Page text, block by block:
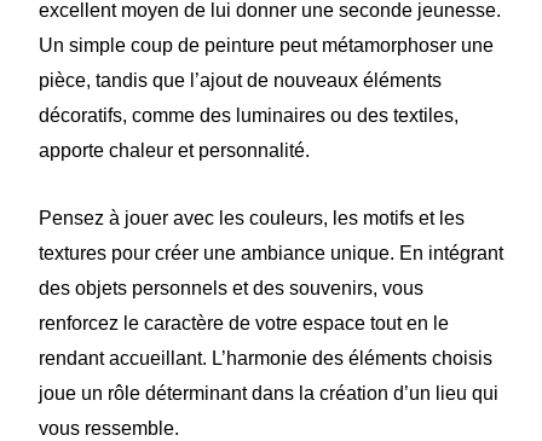
excellent moyen de lui donner une seconde jeunesse.
Un simple coup de peinture peut métamorphoser une
pièce, tandis que l’ajout de nouveaux éléments
décoratifs, comme des luminaires ou des textiles,
apporte chaleur et personnalité.
Pensez à jouer avec les couleurs, les motifs et les
textures pour créer une ambiance unique. En intégrant
des objets personnels et des souvenirs, vous
renforcez le caractère de votre espace tout en le
rendant accueillant. L’harmonie des éléments choisis
joue un rôle déterminant dans la création d’un lieu qui
vous ressemble.